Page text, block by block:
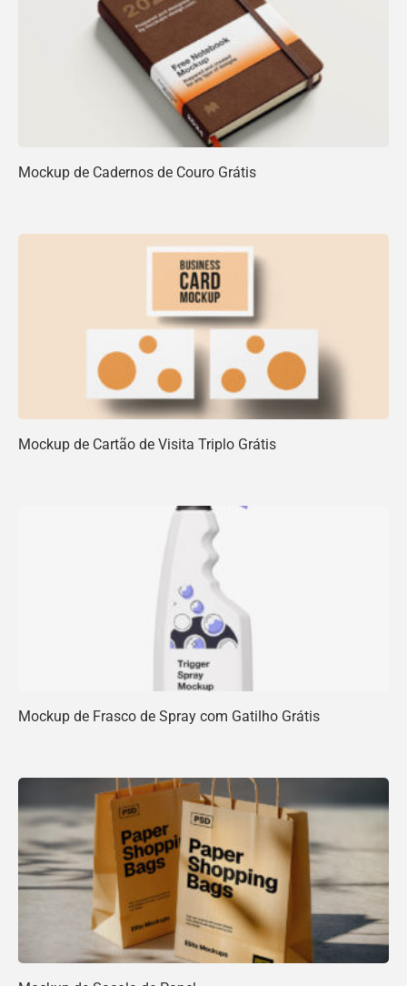
Mockup de Cadernos de Couro Grátis
Mockup de Cartão de Visita Triplo Grátis
Mockup de Frasco de Spray com Gatilho Grátis